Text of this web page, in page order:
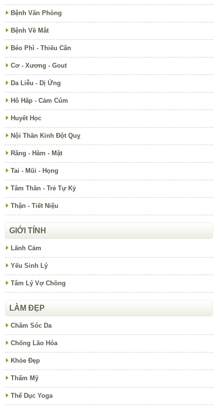
Bệnh Văn Phòng
Bệnh Về Mắt
Béo Phì - Thiếu Cân
Cơ - Xương - Gout
Da Liễu - Dị Ứng
Hô Hấp - Cảm Cúm
Huyết Học
Nội Thần Kinh Đột Quỵ
Răng - Hàm - Mặt
Tai - Mũi - Họng
Tâm Thần - Trẻ Tự Kỷ
Thận - Tiết Niệu
GIỚI TÍNH
Lãnh Cảm
Yếu Sinh Lý
Tâm Lý Vợ Chồng
LÀM ĐẸP
Chăm Sóc Da
Chống Lão Hóa
Khỏe Đẹp
Thẩm Mỹ
Thể Dục Yoga